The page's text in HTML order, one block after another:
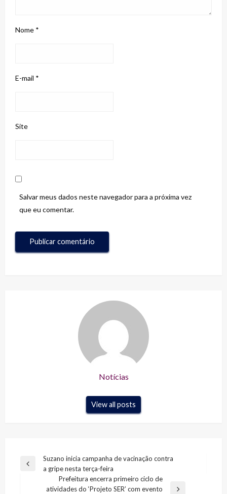
Nome *
E-mail *
Site
Salvar meus dados neste navegador para a próxima vez
que eu comentar.
Notícias
View all posts
Navegação
Previous
Suzano inicia campanha de vacinação contra
a gripe nesta terça-feira
Prefeitura encerra primeiro ciclo de
atividades do ‘Projeto SER’ com evento